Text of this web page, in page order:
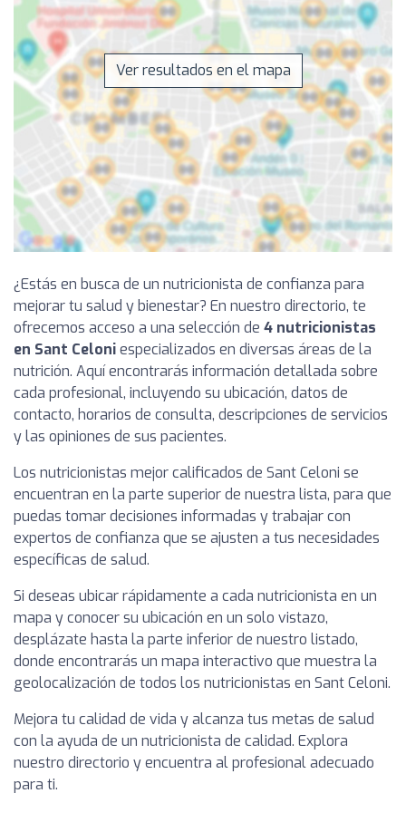
Ver resultados en el mapa
¿Estás en busca de un nutricionista de confianza para
mejorar tu salud y bienestar? En nuestro directorio, te
ofrecemos acceso a una selección de 4 nutricionistas
en Sant Celoniespecializados en diversas áreas de la
nutrición. Aquí encontrarás información detallada sobre
cada profesional, incluyendo su ubicación, datos de
contacto, horarios de consulta, descripciones de servicios
y las opiniones de sus pacientes.
Los nutricionistas mejor calificados de Sant Celoni se
encuentran en la parte superior de nuestra lista, para que
puedas tomar decisiones informadas y trabajar con
expertos de confianza que se ajusten a tus necesidades
específicas de salud.
Si deseas ubicar rápidamente a cada nutricionista en un
mapa y conocer su ubicación en un solo vistazo,
desplázate hasta la parte inferior de nuestro listado,
donde encontrarás un mapa interactivo que muestra la
geolocalización de todos los nutricionistas en Sant Celoni.
Mejora tu calidad de vida y alcanza tus metas de salud
con la ayuda de un nutricionista de calidad. Explora
nuestro directorio y encuentra al profesional adecuado
para ti.